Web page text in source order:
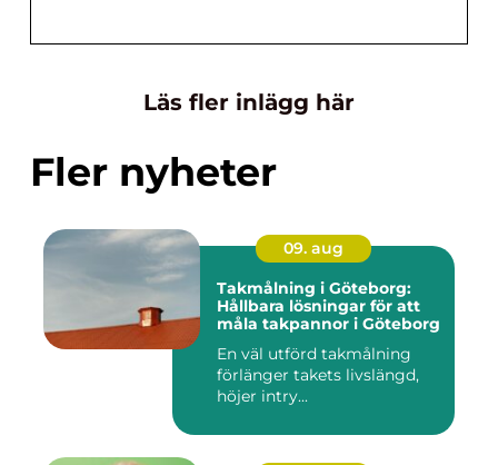
Läs fler inlägg här
Fler nyheter
09. aug
Takmålning i Göteborg:
Hållbara lösningar för att
måla takpannor i Göteborg
En väl utförd takmålning
förlänger takets livslängd,
höjer intry...